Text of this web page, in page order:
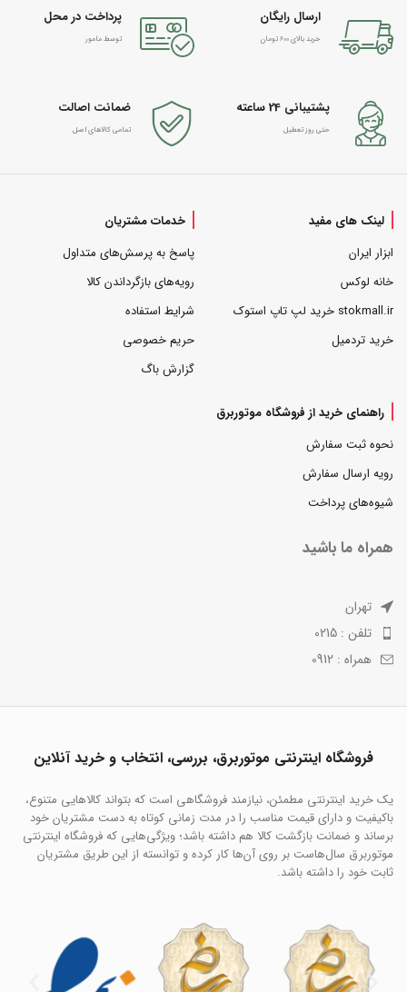
ارسال رایگان
خرید بالای 600 تومان
پرداخت در محل
توسط مامور
پشتیبانی 24 ساعته
حتی روز تعطیل
ضمانت اصالت
تمامی کالاهای اصل
لینک های مفید
ابزار ایران
خانه لوکس
stokmall.ir خرید لپ تاپ استوک
خرید تردمیل
خدمات مشتریان
پاسخ به پرسش‌های متداول
رویه‌های بازگرداندن کالا
شرایط استفاده
حریم خصوصی
گزارش باگ
راهنمای خرید از فروشگاه موتوربرق
نحوه ثبت سفارش
رویه ارسال سفارش
شیوه‌های پرداخت
همراه ما باشید
تهران
تلفن : 0215
همراه : 0912
فروشگاه اینترنتی موتوربرق، بررسی، انتخاب و خرید آنلاین
یک خرید اینترنتی مطمئن، نیازمند فروشگاهی است که بتواند کالاهایی متنوع،
باکیفیت و دارای قیمت مناسب را در مدت زمانی کوتاه به دست مشتریان خود
برساند و ضمانت بازگشت کالا هم داشته باشد؛ ویژگی‌هایی که فروشگاه اینترنتی
موتوربرق سال‌هاست بر روی آن‌ها کار کرده و توانسته از این طریق مشتریان
ثابت خود را داشته باشد.